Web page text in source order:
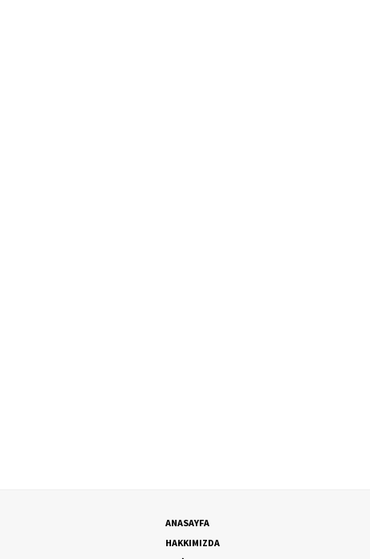
ANASAYFA
HAKKIMIZDA